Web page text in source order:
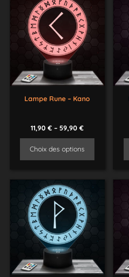
Lampe Rune – Kano
11,90€ –59,90€
Choix des options